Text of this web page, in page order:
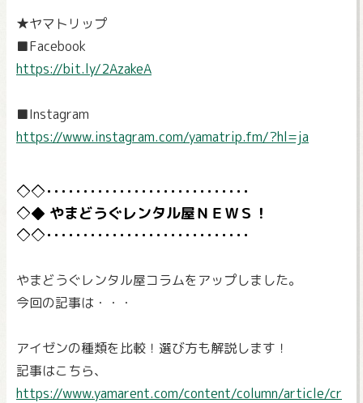
★ヤマトリップ
■Facebook
https://bit.ly/2AzakeA
■Instagram
https://www.instagram.com/yamatrip.fm/?hl=ja
やまどうぐレンタル屋ＮＥＷＳ！
やまどうぐレンタル屋コラムをアップしました。
今回の記事は・・・
アイゼンの種類を比較！選び方も解説します！
記事はこちら、
https://www.yamarent.com/content/column/article/cr